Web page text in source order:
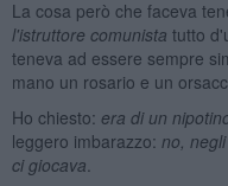
La cosa però che faceva
l'istruttore comunista tutto
teneva ad essere sempre
mano un rosario e un
Ho chiesto: era di un
leggero imbarazzo: no ,
ci giocava